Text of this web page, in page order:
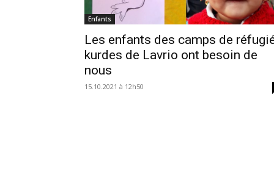
Enfants
Les enfants des camps de
kurdes de Lavrio ont besoin de
nous
15.10.2021 à 12h50